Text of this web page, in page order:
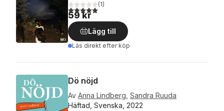
5,0utav 5 stjärnor. Totalt antal röster:
(1)
59 kr
Lägg till
Läs direkt efter köp
Dö nöjd
Av Anna Lindberg Sandra Ruuda
Häftad, Svenska, 2022